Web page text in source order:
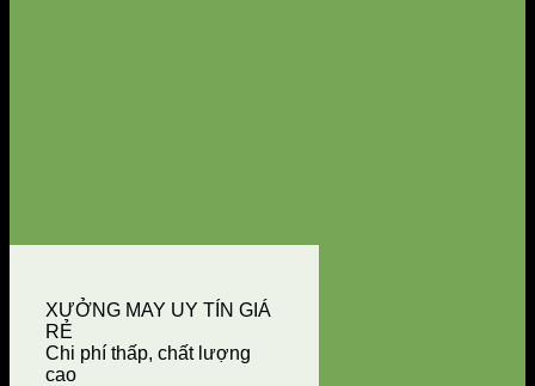
XƯỞNG MAY UY TÍN GIÁ
RẺ
Chi phí thấp, chất lượng
cao